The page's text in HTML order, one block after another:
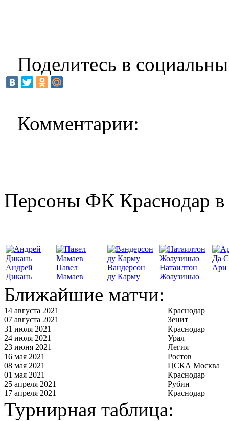
Поделитесь в
Комментарии:
Персоны ФК Краснодар в
Андрей
Дикань
Павел
Мамаев
Вандерсон
ду Карму
Натаилтон
Жоаузинью
Да
Ари
Ближайшие матчи:
14 августа 2021
Краснодар
07 августа 2021
Зенит
31 июля 2021
Краснодар
24 июля 2021
Урал
23 июня 2021
Легия
16 мая 2021
Ростов
08 мая 2021
ЦСКА Москва
01 мая 2021
Краснодар
25 апреля 2021
Рубин
17 апреля 2021
Краснодар
Турнирная таблица: